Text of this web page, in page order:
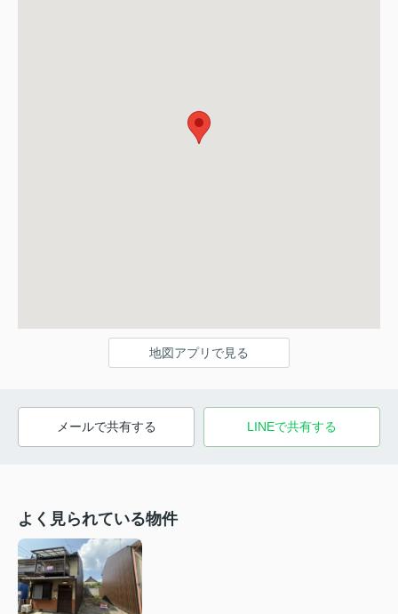
地図アプリで見る
メールで共有する LINEで共有する
よく見られている物件